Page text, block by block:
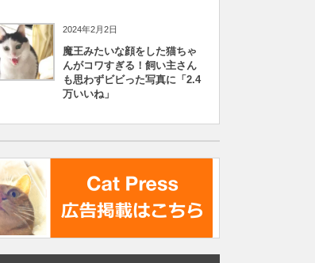
2024年2月2日
魔王みたいな顔をした猫ちゃ
んがコワすぎる！飼い主さん
も思わずビビった写真に「2.4
万いいね」